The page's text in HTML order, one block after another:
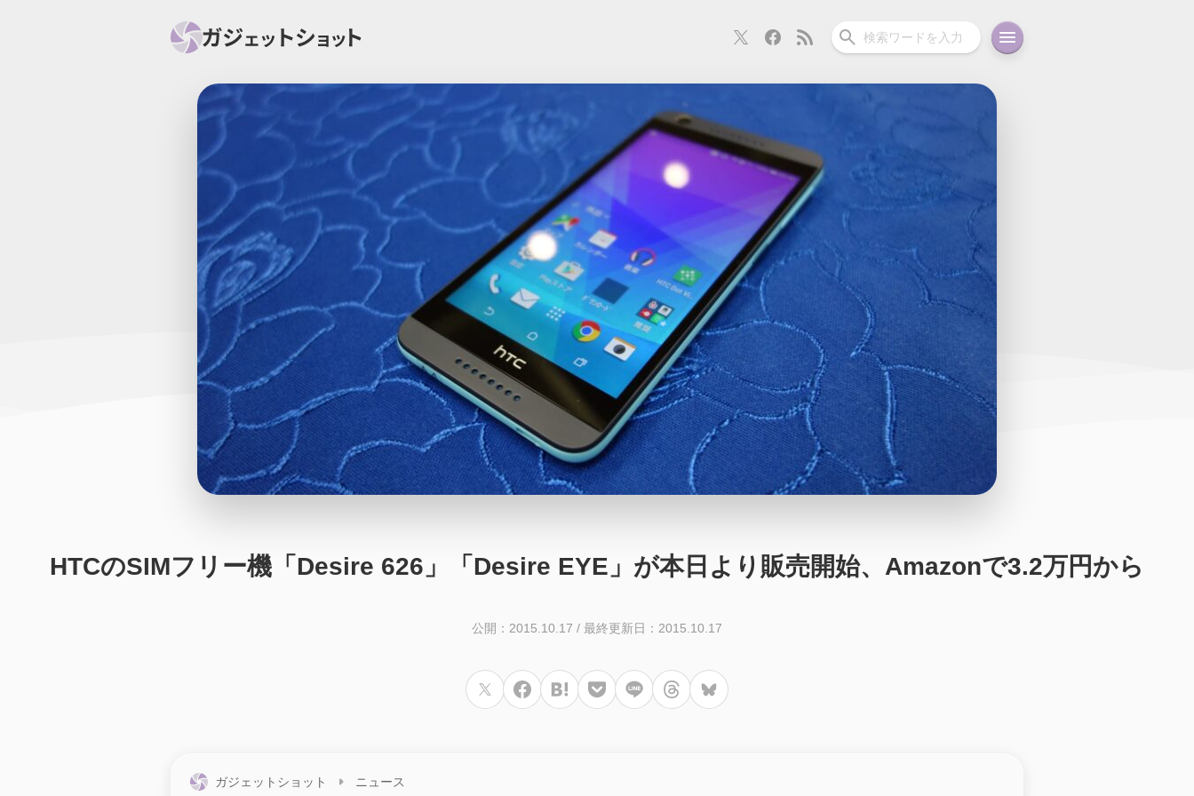
すべて PC関連 カメラ ウェアラブル スマートホーム 車・バイク オーディオ
セール情報 スマートホーム アクションカメラ カメラ 回線 iPhone Android ガイド
ニュース オーディオ 周辺機器
HTCのSIMフリー機「Desire 626」「Desire EYE」が本日より販売開始、Amazonで3.2万円から
公開：2015.10.17 / 最終更新日：2015.10.17
ガジェットショット ニュース